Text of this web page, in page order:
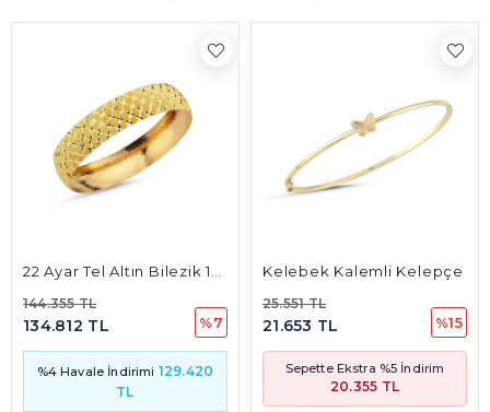
134.812 TL
144.355 TL
%7
%4 Havale İndirimi 129.420
TL
Kelebek Kalemli Kelepçe
21.653 TL
25.551 TL
%15
Sepette Ekstra %5 İndirim
20.355 TL